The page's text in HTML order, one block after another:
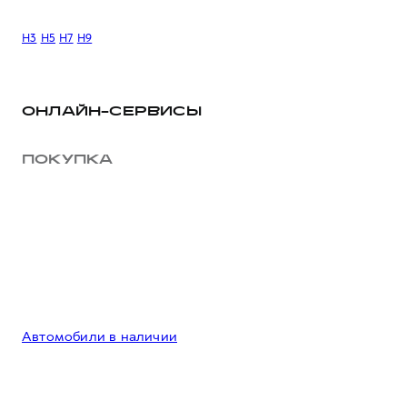
H3 H5 H7 H9
ОНЛАЙН-СЕРВИСЫ
ПОКУПКА
Автомобили в наличии